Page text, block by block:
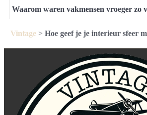
Waarom waren vakmensen vroeger zo
Vintage> Hoe geef je je interieur sfeer